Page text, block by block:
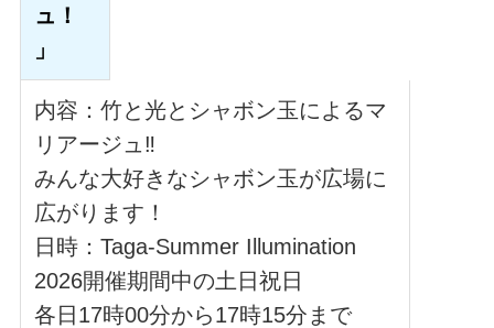
ュ！
」
内容：竹と光とシャボン玉によるマ
リアージュ‼
みんな大好きなシャボン玉が広場に
広がります！
日時：Taga-Summer Illumination
2026開催期間中の土日祝日
各日17時00分から17時15分まで